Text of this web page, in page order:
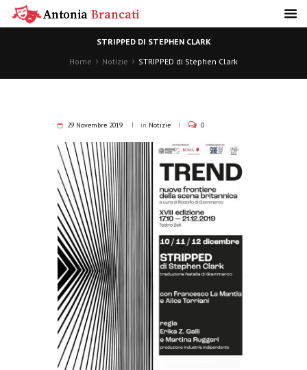
STRIPPED DI STEPHEN CLARK
Home
Notizie STRIPPED di Stephen Clark
29 Novembre 2019 in Notizie 0